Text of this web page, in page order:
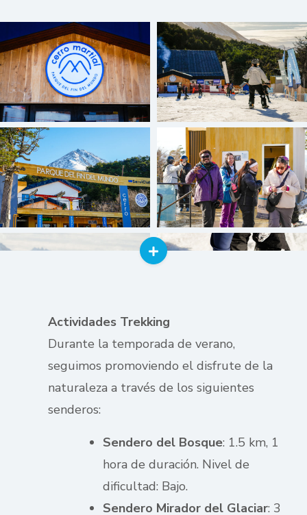
Actividades Trekking
Durante la temporada de verano,
seguimos promoviendo el disfrute de la
naturaleza a través de los siguientes
senderos:
Sendero del Bosque: 1.5 km, 1
hora de duración. Nivel de
dificultad: Bajo.
Sendero Mirador del Glaciar: 3